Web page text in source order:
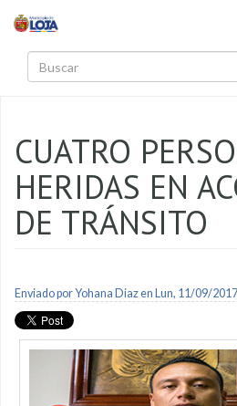
CUATRO
HERIDAS EN
DE TRÁNSITO
Enviado porYohana Diazen Lun, 11/09/